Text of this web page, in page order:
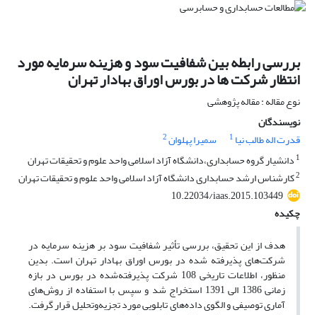
بررسی رابطه بین شفافیت سود و هزینه سرمایه مورد
انتظار شرکت ها در بورس اوراق بهادار تهران
نوع مقاله : مقاله پژوهشی
نویسندگان
قدرت اله طالب نیا 1 سمیرا پهلوان2
1 دانشیار گروه حسابداری،دانشگاه آزاد اسلامی واحد علوم و تحقیقات تهران
2کارشناس ارشد حسابداری دانشگاه آزاد اسلامی واحد علوم و تحقیقات تهران
10.22034/iaas.2015.103449
چکیده
هدف از این تحقیق، بررسی تأثیر شفافیت سود بر هزینه سرمایه در
شرکت‌های پذیرفته شده در بورس اوراق بهادار تهران است. بدین
منظور، اطلاعات تاریخی 108 شرکت پذیرفته‌شده در بورس در بازه
زمانی 1386 الی 1391 استخراج شد و سپس با استفاده از روش‌های
آماری توصیفی و الگوی داده‌های تابلویی مورد تجزیه‌وتحلیل قرار گرفت.